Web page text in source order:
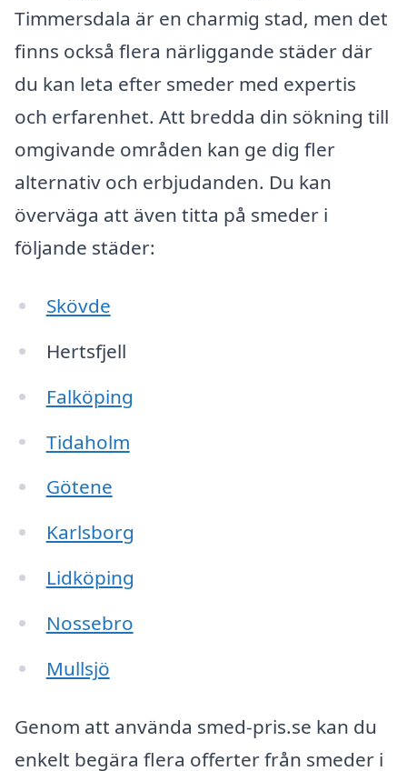
Timmersdala är en charmig stad, men det
finns också flera närliggande städer där
du kan leta efter smeder med expertis
och erfarenhet. Att bredda din sökning till
omgivande områden kan ge dig fler
alternativ och erbjudanden. Du kan
överväga att även titta på smeder i
följande städer:
Skövde
Hertsfjell
Falköping
Tidaholm
Götene
Karlsborg
Lidköping
Nossebro
Mullsjö
Genom att använda smed-pris.se kan du
enkelt begära flera offerter från smeder i